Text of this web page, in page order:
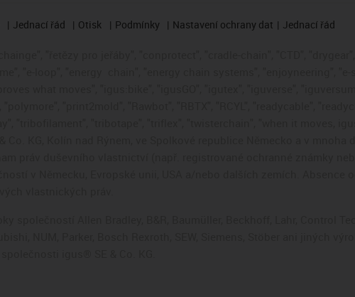
Jednací řád Otisk Podmínky Nastavení ochrany dat Jednací řád